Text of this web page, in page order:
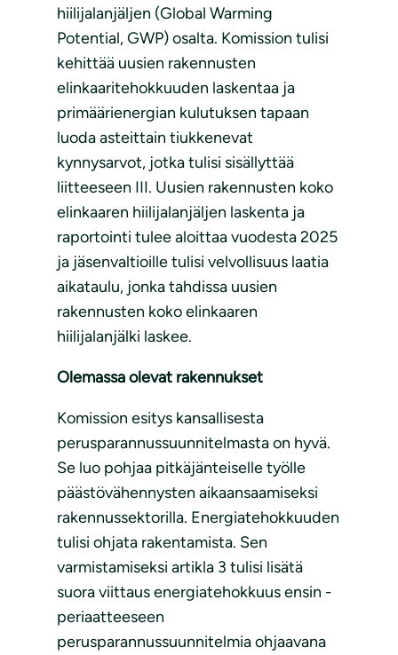
hiilijalanjäljen (Global Warming
Potential, GWP) osalta. Komission tulisi
kehittää uusien rakennusten
elinkaaritehokkuuden laskentaa ja
primäärienergian kulutuksen tapaan
luoda asteittain tiukkenevat
kynnysarvot, jotka tulisi sisällyttää
liitteeseen III. Uusien rakennusten koko
elinkaaren hiilijalanjäljen laskenta ja
raportointi tulee aloittaa vuodesta 2025
ja jäsenvaltioille tulisi velvollisuus laatia
aikataulu, jonka tahdissa uusien
rakennusten koko elinkaaren
hiilijalanjälki laskee.
Olemassa olevat rakennukset
Komission esitys kansallisesta
perusparannussuunnitelmasta on hyvä.
Se luo pohjaa pitkäjänteiselle työlle
päästövähennysten aikaansaamiseksi
rakennussektorilla. Energiatehokkuuden
tulisi ohjata rakentamista. Sen
varmistamiseksi artikla 3 tulisi lisätä
suora viittaus energiatehokkuus ensin -
periaatteeseen
perusparannussuunnitelmia ohjaavana